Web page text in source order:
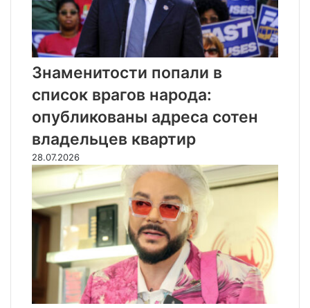
Знаменитости попали в
список врагов народа:
опубликованы адреса сотен
владельцев квартир
28.07.2026